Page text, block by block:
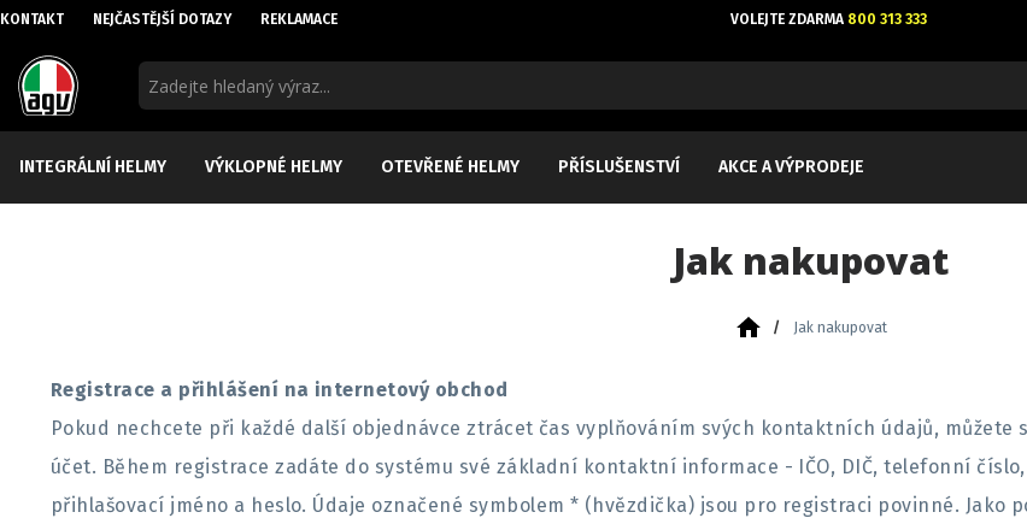
KONTAKT NEJČASTĚJŠÍ DOTAZY REKLAMACE VOLEJTE ZDARMA 800 313 333
INTEGRÁLNÍ HELMY VÝKLOPNÉ HELMY OTEVŘENÉ HELMY PŘÍSLUŠENSTVÍ AKCE A VÝPRODEJE
Jak nakupovat
/ Jak nakupovat
Registrace a přihlášení na internetový obchod
Pokud nechcete při každé další objednávce ztrácet čas vyplňováním svých kontaktních údajů, můžete
účet. Během registrace zadáte do systému své základní kontaktní informace - IČO, DIČ, telefonní
přihlašovací jméno a heslo. Údaje označené symbolem * (hvězdička) jsou pro registraci povinné.